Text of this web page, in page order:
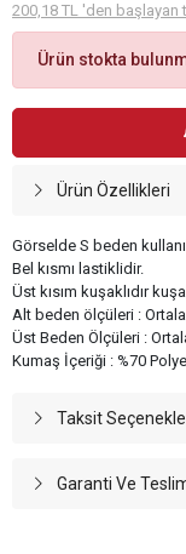
200,18 TL 'den başlayan
Ürün stokta
Ürün Özellikleri
Görselde S beden
Bel kısmı lastiklidir.
Üst kısım kuşaklıdır
Alt beden ölçüleri :
Üst Beden Ölçüleri :
Kumaş İçeriği : %70
Taksit
Garanti Ve